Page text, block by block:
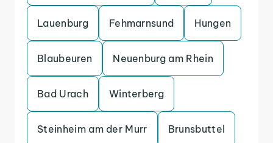
Lauenburg Fehmarnsund Hungen
Blaubeuren Neuenburg am Rhein
Bad Urach Winterberg
Steinheim am der Murr Brunsbuttel